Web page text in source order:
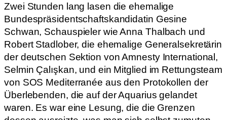
Zwei Stunden lang lasen die ehemalige
Bundespräsidentschaftskandidatin Gesine
Schwan, Schauspieler wie Anna Thalbach und
Robert Stadlober, die ehemalige Generalsekretärin
der deutschen Sektion von Amnesty International,
Selmin Çalışkan, und ein Mitglied im Rettungsteam
von SOS Mediterranée aus den Protokollen der
Überlebenden, die auf der Aquarius gelandet
waren. Es war eine Lesung, die die Grenzen